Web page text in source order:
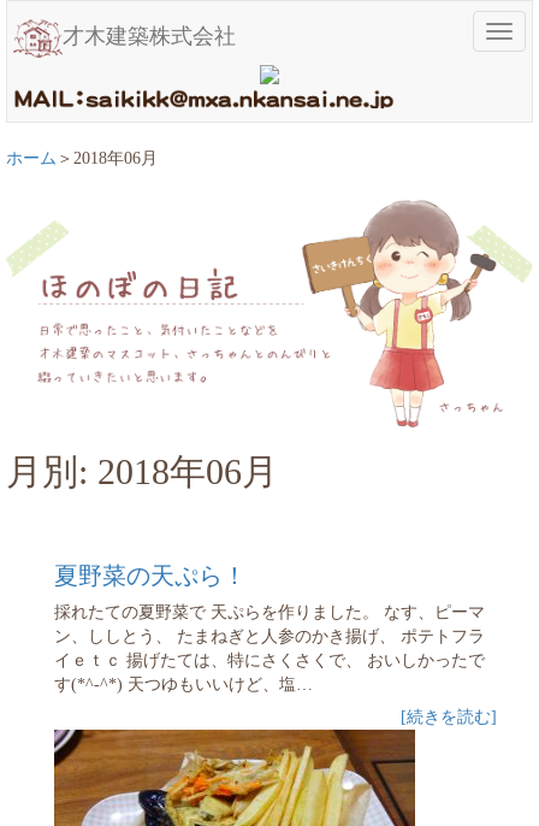
メ
ニ
才木建築株式会社
ホーム 2018年06月
月別: 2018年06月
夏野菜の天ぷら！
採れたての夏野菜で 天ぷらを作りました。 なす、ピーマ
ン、ししとう、 たまねぎと人参のかき揚げ、 ポテトフラ
イｅｔｃ 揚げたては、特にさくさくで、 おいしかったで
す(*^-^*) 天つゆもいいけど、塩…
[続きを読む]